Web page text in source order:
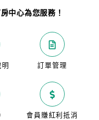
中心為您服務！
訂單管理
會員賺紅利抵消